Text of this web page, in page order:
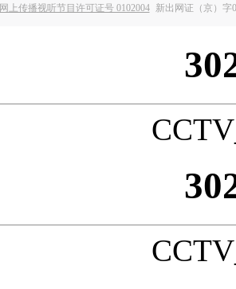
网上传播视听节目许可证号 0102004 新出网证（京）